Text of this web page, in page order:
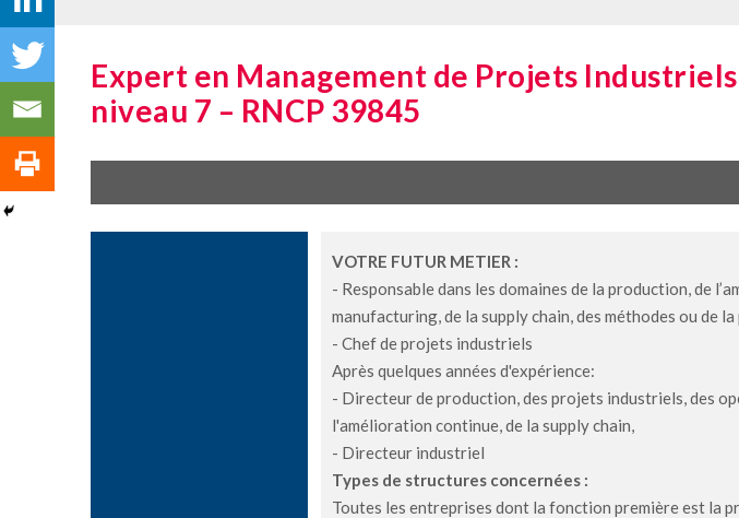
Expert en Management de Projets
niveau 7 – RNCP 39845
VOTRE FUTUR METIER :
- Responsable dans les domaines de la production, de
manufacturing, de la supply chain, des méthodes ou de
- Chef de projets industriels
Après quelques années d'expérience:
- Directeur de production, des projets industriels, des
l'amélioration continue, de la supply chain,
- Directeur industriel
Types de structures concernées :
Toutes les entreprises dont la fonction première est la